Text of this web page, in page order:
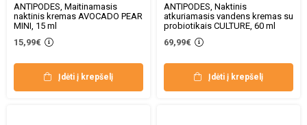
ANTIPODES, Maitinamasis
naktinis kremas AVOCADO PEAR
MINI, 15 ml
15,99€
Įdėti į krepšelį
ANTIPODES, Naktinis
atkuriamasis vandens kremas su
probiotikais CULTURE, 60 ml
69,99€
Įdėti į krepšelį